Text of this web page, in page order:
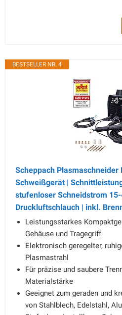
BESTSELLER NR. 4
Scheppach Plasmaschneider
Schweißgerät |
stufenloser Schneidstrom
Druckluftschlauch | inkl.
Leistungsstarkes
Gehäuse und Tragegriff
Elektronisch geregelter,
Plasmastrahl
Für präzise und saubere
Materialstärke
Geeignet zum geraden und
von Stahlblech, Edelstahl,